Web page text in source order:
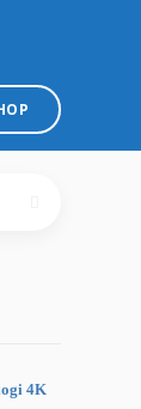
4K